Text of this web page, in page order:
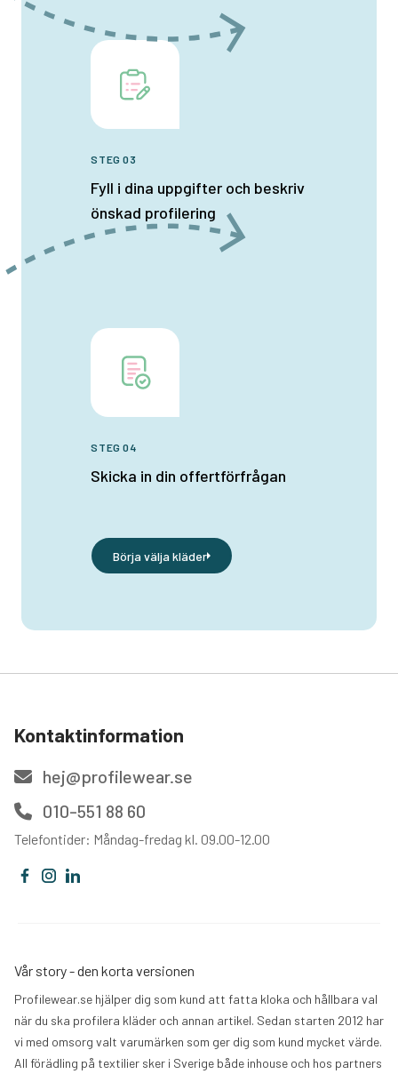
STEG 03
Fyll i dina uppgifter och beskriv
önskad profilering
STEG 04
Skicka in din offertförfrågan
Börja välja kläder
Kontaktinformation
hej@profilewear.se
010-551 88 60
Telefontider: Måndag-fredag kl. 09.00-12.00
Vår story - den korta versionen
Profilewear.se hjälper dig som kund att fatta kloka och hållbara val
när du ska profilera kläder och annan artikel. Sedan starten 2012 har
vi med omsorg valt varumärken som ger dig som kund mycket värde.
All förädling på textilier sker i Sverige både inhouse och hos partners